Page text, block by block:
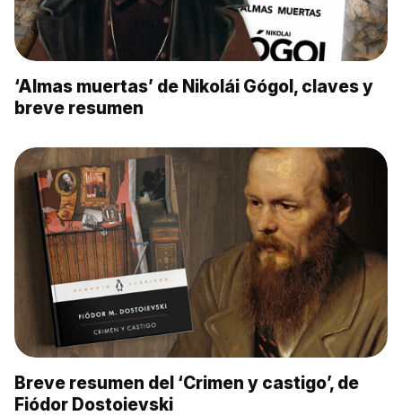
‘Almas muertas’ de Nikolái Gógol, claves y
breve resumen
Breve resumen del ‘Crimen y castigo’, de
Fiódor Dostoievski